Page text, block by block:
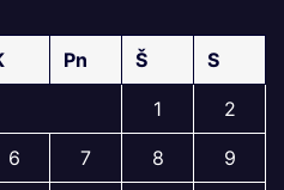
Pn Š S
1 2
6 7 8 9